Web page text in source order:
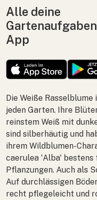
Alle deine
App
Die Weiße
jeden Garten. Ihre
reinstem Weiß mit
sind silberhäutig und
ihrem Wildblumen-
caerulea 'Alba' bestens
Pflanzungen. Auch als
Auf durchlässigen
recht pflegeleicht und